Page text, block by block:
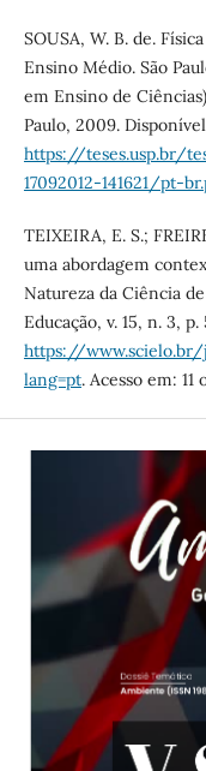
SOUSA, W. B. de.
Ensino Médio. São
em Ensino de
Paulo, 2009.
https://teses.usp.br/
17092012-141621/pt-
TEIXEIRA, E. S.;
uma abordagem
Natureza da Ciência
Educação, v. 15, n. 3,
https://
lang=pt. Acesso em: 11